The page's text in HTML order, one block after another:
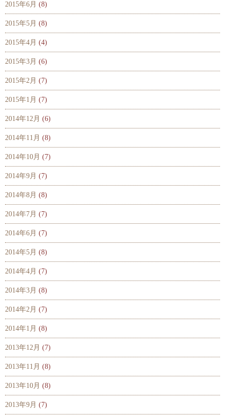
2015年6月 (8)
2015年5月 (8)
2015年4月 (4)
2015年3月 (6)
2015年2月 (7)
2015年1月 (7)
2014年12月 (6)
2014年11月 (8)
2014年10月 (7)
2014年9月 (7)
2014年8月 (8)
2014年7月 (7)
2014年6月 (7)
2014年5月 (8)
2014年4月 (7)
2014年3月 (8)
2014年2月 (7)
2014年1月 (8)
2013年12月 (7)
2013年11月 (8)
2013年10月 (8)
2013年9月 (7)